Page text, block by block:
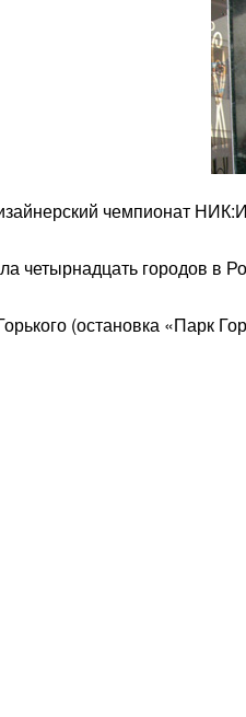
чемпионат
четырнадцать городов в
(остановка «Парк